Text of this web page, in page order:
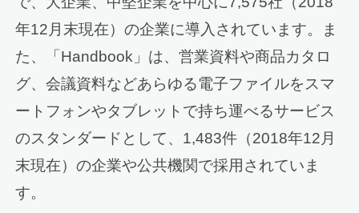
年12月末現在）の企業に導入されています。ま
た、「Handbook」は、営業資料や商品カタロ
グ、会議資料などあらゆる電子ファイルをスマ
ートフォンやタブレットで持ち運べるサービス
のスタンダードとして、1,483件（2018年12月
末現在）の企業や公共機関で採用されていま
す。